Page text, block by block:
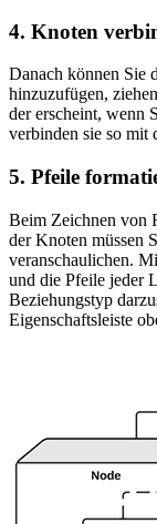
4. Knoten
Danach können Sie
hinzuzufügen,
der erscheint, wenn
verbinden sie so mit
5. Pfeile
Beim Zeichnen von
der Knoten müssen
veranschaulichen.
und die Pfeile jeder
Beziehungstyp
Eigenschaftsleiste